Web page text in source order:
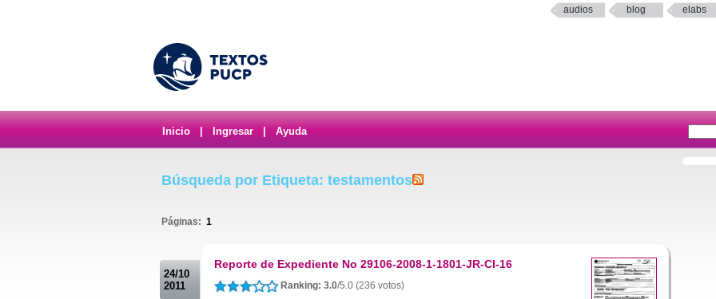
audios blog elabs
Inicio Ingresar Ayuda
Búsqueda por Etiqueta: testamentos
Páginas: 1
24/10
2011
Reporte de Expediente No 29106-2008-1-1801-JR-CI-16
Ranking: 3.0/5.0 (236 votos)